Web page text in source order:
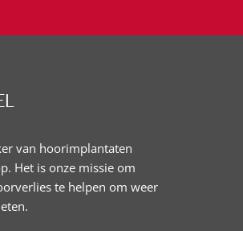
van hoorimplantaten
Het is onze missie om
te helpen om weer